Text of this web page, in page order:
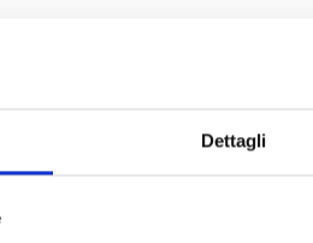
Dettagli
Lubrani-Meoni, organizzato